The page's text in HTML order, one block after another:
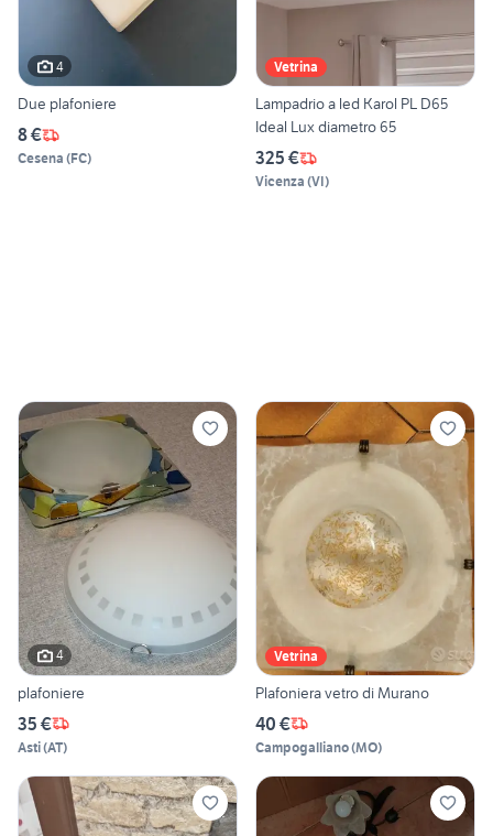
4
Due plafoniere
8 €
Cesena (FC)
Vetrina
Lampadrio a led Karol PL D65
Ideal Lux diametro 65
325 €
Vicenza (VI)
4
plafoniere
35 €
Asti(AT)
Vetrina
Plafoniera vetro di Murano
40 €
Campogalliano(MO)